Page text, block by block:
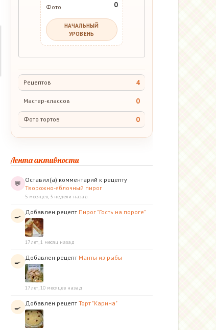
Фото 0
НАЧАЛЬНЫЙ
УРОВЕНЬ
Рецептов 4
Мастер-классов 0
Фото тортов 0
Лента активности
💬
Оставил(а) комментарий к рецепту
Творожно-яблочный пирог
5 месяцев, 3 недели назад
🍳 Добавлен рецепт Пирог "Гость на пороге"
17 лет, 1 месяц назад
🍳 Добавлен рецепт Манты из рыбы
17 лет, 10 месяцев назад
🍳 Добавлен рецепт Торт "Карина"